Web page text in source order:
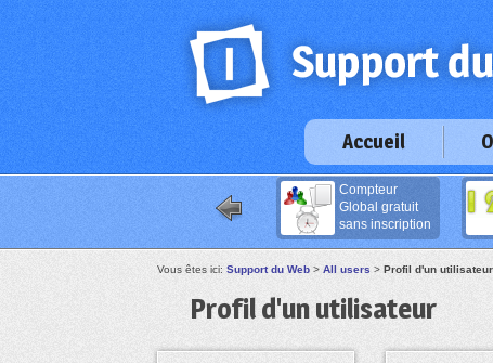
Accueil
Compteur
Global gratuit
sans inscription
Vous êtes ici: Support du Web> All users> Profil d'un utilisateur
Profil d'un utilisateur